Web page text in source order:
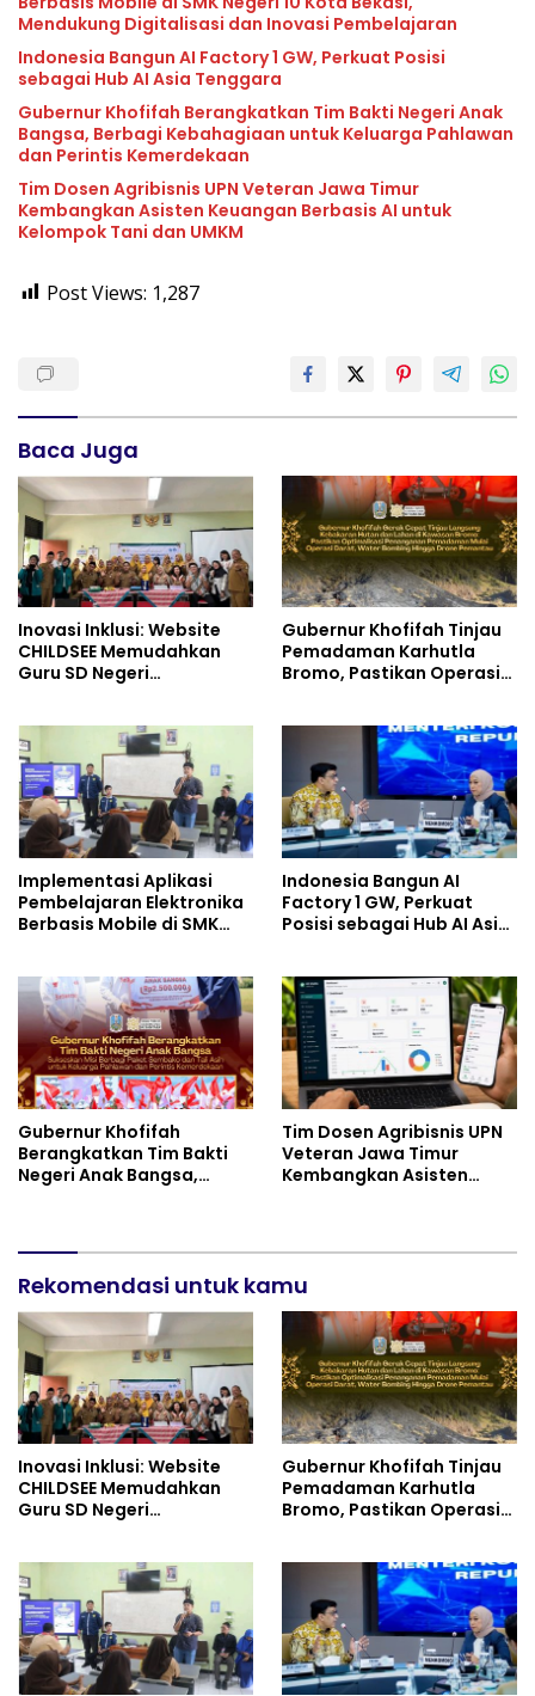
Mendukung Digitalisasi dan Inovasi Pembelajaran
Indonesia Bangun AI Factory 1 GW, Perkuat Posisi
sebagai Hub AI Asia Tenggara
Gubernur Khofifah Berangkatkan Tim Bakti Negeri Anak
Bangsa, Berbagi Kebahagiaan untuk Keluarga Pahlawan
dan Perintis Kemerdekaan
Tim Dosen Agribisnis UPN Veteran Jawa Timur
Kembangkan Asisten Keuangan Berbasis AI untuk
Kelompok Tani dan UMKM
Post Views: 1,287
Baca Juga
Inovasi Inklusi: Website
CHILDSEE Memudahkan
Guru SD Negeri
Berkebutuhan Khusus
Gubernur Khofifah Tinjau
Pemadaman Karhutla
Bromo, Pastikan Operasi
Implementasi Aplikasi
Pembelajaran Elektronika
Berbasis Mobile di SMK
dan Inovasi Pembelajaran
Indonesia Bangun AI
Factory 1 GW, Perkuat
Posisi sebagai Hub AI Asia
Gubernur Khofifah
Berangkatkan Tim Bakti
Negeri Anak Bangsa,
Tim Dosen Agribisnis UPN
Veteran Jawa Timur
Kembangkan Asisten
Rekomendasi untuk kamu
Inovasi Inklusi: Website
CHILDSEE Memudahkan
Guru SD Negeri
Berkebutuhan Khusus
Gubernur Khofifah Tinjau
Pemadaman Karhutla
Bromo, Pastikan Operasi